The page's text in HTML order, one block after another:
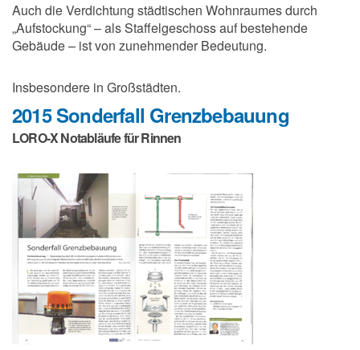
Auch die Verdichtung städtischen Wohnraumes durch
„Aufstockung“ – als Staffelgeschoss auf bestehende
Gebäude – ist von zunehmender Bedeutung.
Insbesondere in Großstädten.
2015 Sonderfall Grenzbebauung
LORO-X Notabläufe für Rinnen